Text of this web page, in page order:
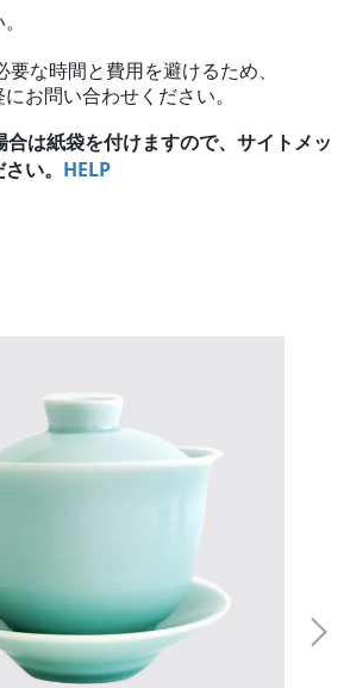
要な時間と費用を避けるため、
お問い合わせください。
合は紙袋を付けますので、サイトメッ
い。 HELP